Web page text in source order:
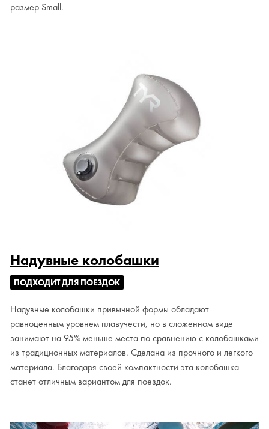
размер Small.
Надувные колобашки
ПОДХОДИТ ДЛЯ ПОЕЗДОК
Надувные колобашки привычной формы обладают
равноценным уровнем плавучести, но в сложенном виде
занимают на 95% меньше места по сравнению с колобашками
из традиционных материалов. Сделана из прочного и легкого
материала. Благодаря своей компактности эта колобашка
станет отличным вариантом для поездок.